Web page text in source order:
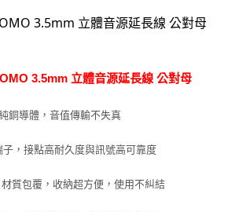
3.5mm 立體音源延長線 公對母
銅導體，音值傳輸不失真
，接點高耐久度與訊號高可靠度
質包覆，收納超方便，使用不糾結